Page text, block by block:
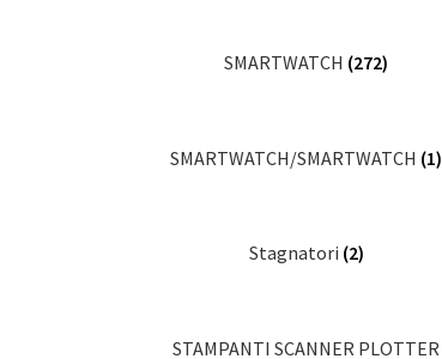
SMARTWATCH (272)
SMARTWATCH/SMARTWATCH (1)
Stagnatori (2)
STAMPANTI SCANNER PLOTTER